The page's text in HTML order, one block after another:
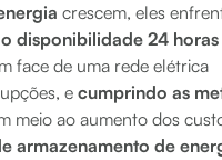
crescem, eles
disponibilidade 24
face de uma rede elétrica
e cumprindo as
meio ao aumento dos
armazenamento de